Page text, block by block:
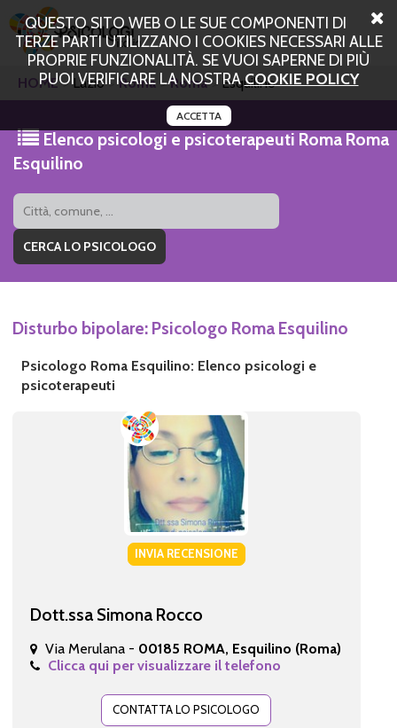
QUESTO SITO WEB O LE SUE COMPONENTI DI
TERZE PARTI UTILIZZANO I COOKIES NECESSARI ALLE
PROPRIE FUNZIONALITÀ. SE VUOI SAPERNE DI PIÙ
PUOI VERIFICARE LA NOSTRACOOKIE POLICY
ACCETTA
HOME Lazio Roma Roma Esquilino
Elenco psicologi e psicoterapeuti Roma Roma
Esquilino
Disturbo bipolare: Psicologo Roma Esquilino
Psicologo Roma Esquilino: Elenco psicologi e
psicoterapeuti
INVIA RECENSIONE
Dott.ssa Simona Rocco
Via Merulana - 00185 ROMA, Esquilino (Roma)
Clicca qui per visualizzare il telefono
CONTATTA LO PSICOLOGO